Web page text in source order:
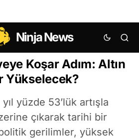
Ninja News
Koşar Adım: Altın
Yükselecek?
yüzde 53’lük artışla
çıkarak tarihi bir
gerilimler, yüksek